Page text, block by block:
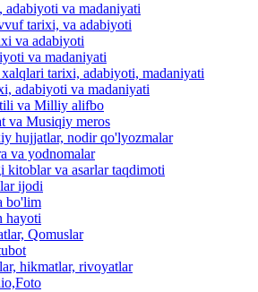
adabiyoti va madaniyati
tarixi, va adabiyoti
va adabiyoti
va madaniyati
tarixi, adabiyoti, madaniyati
adabiyoti va madaniyati
va Milliy alifbo
va Musiqiy meros
hujjatlar, nodir qo'lyozmalar
va yodnomalar
kitoblar va asarlar taqdimoti
ijodi
bo'lim
hayoti
Qomuslar
hikmatlar, rivoyatlar